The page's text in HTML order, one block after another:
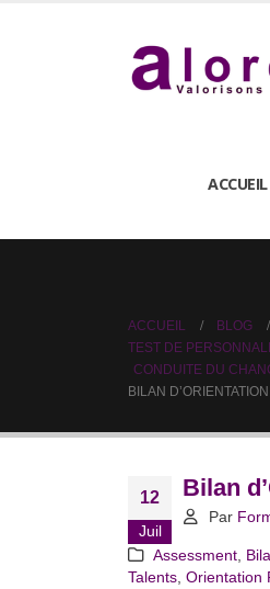
ACCUEIL
ACCUEIL
BLOG
TEST DE
CONDUITE DU
BILAN
12
Juil
Bilan
Par
Assessment
Talents Orientation